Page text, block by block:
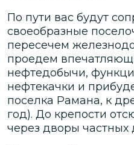
По пути вас будут
своеобразные
пересечем
проедем
нефтедобычи,
нефтекачки и
поселка Рамана, к
год). До крепости
через дворы частных